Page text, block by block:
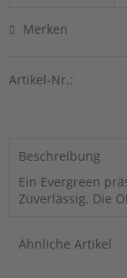
Merken
Artikel-Nr.:
Beschreibung
Ein Evergreen
Zuverlässig. Die
Ähnliche Artikel